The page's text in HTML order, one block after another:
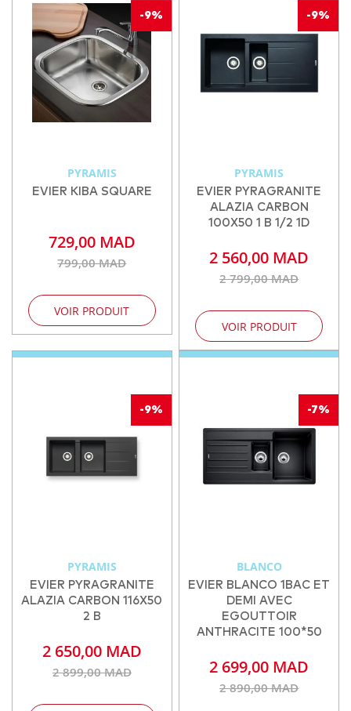
-9%
PYRAMIS
EVIER KIBA SQUARE
729,00 MAD
799,00 MAD
VOIR PRODUIT
-9%
PYRAMIS
EVIER PYRAGRANITE
ALAZIA CARBON
100X50 1 B 1/2 1D
2 560,00 MAD
2 799,00 MAD
VOIR PRODUIT
-9%
PYRAMIS
EVIER PYRAGRANITE
ALAZIA CARBON 116X50
2 B
2 650,00 MAD
2 899,00 MAD
-7%
BLANCO
EVIER BLANCO 1BAC ET
DEMI AVEC
EGOUTTOIR
ANTHRACITE 100*50
2 699,00 MAD
2 890,00 MAD